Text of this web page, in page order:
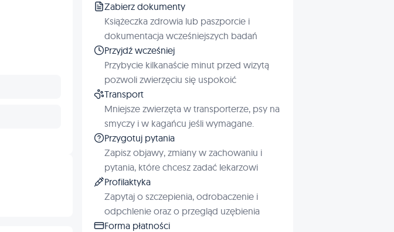
Zabierz dokumenty
Książeczka zdrowia lub paszporcie i
dokumentacja wcześniejszych badań
Przyjdź wcześniej
Przybycie kilkanaście minut przed wizytą
pozwoli zwierzęciu się uspokoić
Transport
Mniejsze zwierzęta w transporterze, psy na
smyczy i w kagańcu jeśli wymagane.
Przygotuj pytania
Zapisz objawy, zmiany w zachowaniu i
pytania, które chcesz zadać lekarzowi
Profilaktyka
Zapytaj o szczepienia, odrobaczenie i
odpchlenie oraz o przegląd uzębienia
Forma płatności